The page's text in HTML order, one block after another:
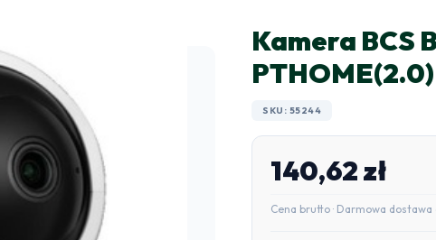
Kamera BCS
PTHOME(2.0)
SKU: 55244
140,62zł
Cena brutto · Darmowa dostawa